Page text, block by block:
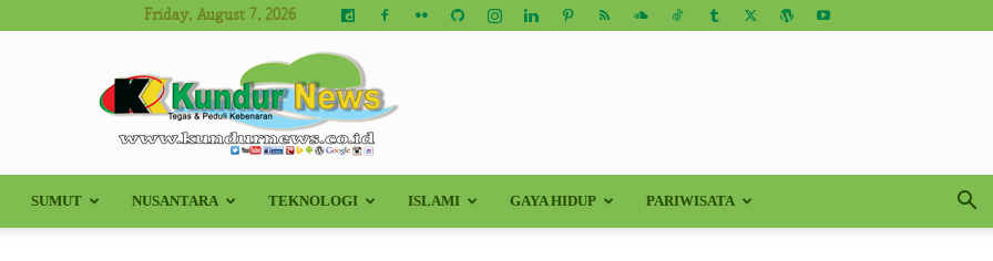
Friday, August 7, 2026
Kundur
SUMUT NUSANTARA TEKNOLOGI ISLAMI GAYA HIDUP PARIWISATA